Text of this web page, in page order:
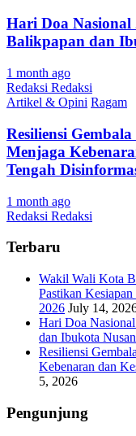
Hari Doa Nasional
Balikpapan dan
1 month ago
Redaksi Redaksi
Artikel & Opini Ragam
Resiliensi
Menjaga
Tengah
1 month ago
Redaksi Redaksi
Terbaru
Wakil Wali Kota
Pastikan
2026 July 14,
Hari Doa
dan Ibukota
Resiliensi
Kebenaran dan
5, 2026
Pengunjung